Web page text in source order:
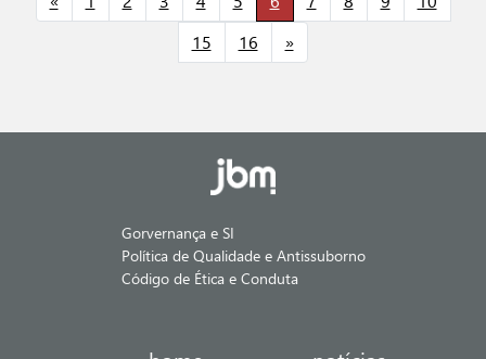
15
16 »
Gorvernança e SI
Política de Qualidade e Antissuborno
Código de Ética e Conduta